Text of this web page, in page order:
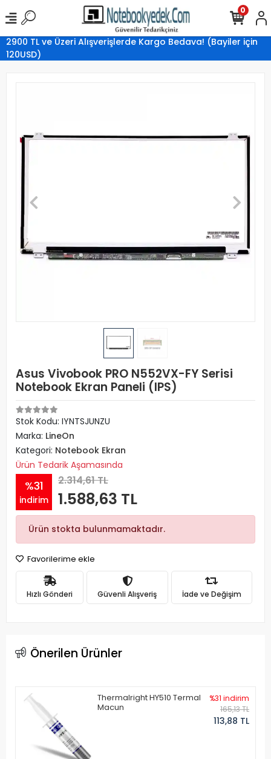
2900 TL ve Üzeri Alışverişlerde Kargo Bedava! (Bayiler için
120USD)
0
Asus Vivobook PRO N552VX-FY Serisi
Notebook Ekran Paneli (IPS)
Stok Kodu: IYNTSJUNZU
Marka: LineOn
Kategori: Notebook Ekran
Ürün Tedarik Aşamasında
%31
indirim
2.314,61 TL
1.588,63 TL
Ürün stokta bulunmamaktadır.
Favorilerime ekle
Hızlı Gönderi Güvenli Alışveriş İade ve Değişim
Önerilen Ürünler
Thermalright HY510 Termal
Macun
%31 indirim
165,13 TL
113,88 TL